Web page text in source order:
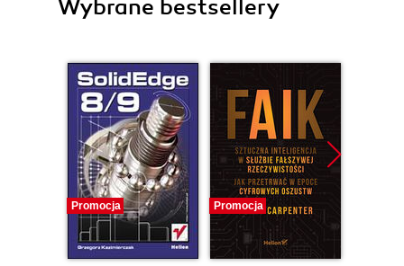
Wybrane bestsellery
Promocja Promocja